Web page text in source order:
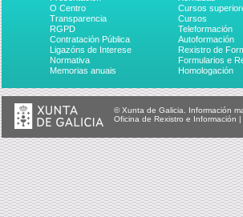
O Centro
Transparencia
RGPD
Contratación Pública
Ligazóns de Interese
Normativa
Memorias anuais
Cursos
Cursos
Teleformación
Autoformación
Rexistro de
Formularios e
Homologación
© Xunta de Galicia. Información
Oficina de Rexistro e Información |